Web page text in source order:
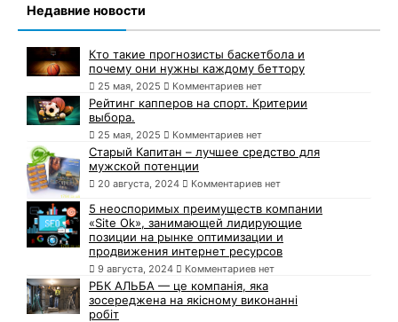
Недавние новости
Кто такие прогнозисты баскетбола и
почему они нужны каждому беттору
25 мая, 2025 Комментариев нет
Рейтинг капперов на спорт. Критерии
выбора.
25 мая, 2025 Комментариев нет
Старый Капитан – лучшее средство для
мужской потенции
20 августа, 2024 Комментариев нет
5 неоспоримых преимуществ компании
«Site Ok», занимающей лидирующие
позиции на рынке оптимизации и
продвижения интернет ресурсов
9 августа, 2024 Комментариев нет
РБК АЛЬБА — це компанія, яка
зосереджена на якісному виконанні
робіт